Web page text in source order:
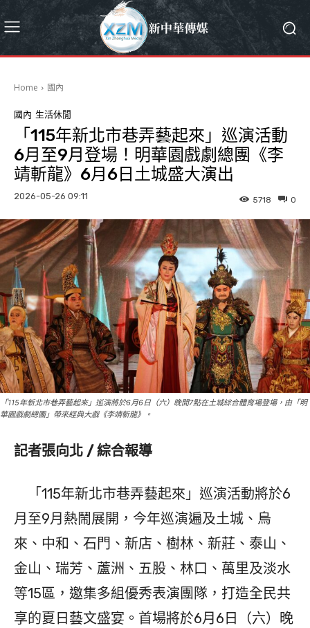
Home 國內
國內 生活休閒
「115年新北市巷弄藝起來」巡演活動
6月至9月登場！明華園戲劇總團《李
靖斬龍》6月6日土城盛大演出
2026-05-26 09:11 0
5718
「115年新北市巷弄藝起來」巡演將於6月6日（六）晚間7點在土城綜合體育場登場，由「明
華園戲劇總團」帶來經典大戲《李靖斬龍》。
記者張向北 / 綜合報導
「115年新北市巷弄藝起來」巡演活動將於6
月至9月熱鬧展開，今年巡演遍及土城、烏
來、中和、石門、新店、樹林、新莊、泰山、
金山、瑞芳、蘆洲、五股、林口、萬里及淡水
等15區，邀集多組優秀表演團隊，打造全民共
享的夏日藝文盛宴。首場將於6月6日（六）晚